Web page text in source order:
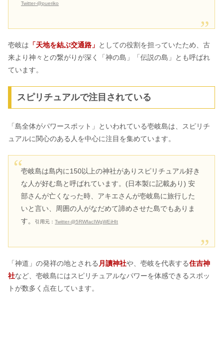
Twitter-@pueriko
壱岐は 「天地を結ぶ交通路」 としての役割を担っていたため、古
来より神々との繋がりが深く「神の島」「伝説の島」とも呼ばれ
ています。
スピリチュアルで注目されている
「島全体がパワースポット」といわれている壱岐島は、スピリチ
ュアルに関心のある人を中心に注目を集めています。
壱岐島は島内に150以上の神社がありスピリチュアル好き
な人が好む島と呼ばれています。(日本製に記載あり) 安
部さんが亡くなった時、アキエさんが壱岐島に旅行した
いと言い、周囲の人がなだめて諦めさせた島でもありま
す。
引用元：Twitter-@5RWfacIWgWEiHIt
「神道」の発祥の地とされる 月讀神社や、壱岐を代表する住吉神
社など、壱岐島にはスピリチュアルなパワーを体感できるスポッ
トが数多く点在しています。